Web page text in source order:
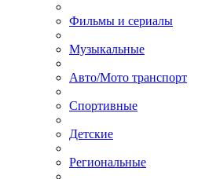
Фильмы и сериалы
Музыкальные
Авто/Мото транспорт
Спортивные
Детские
Региональные